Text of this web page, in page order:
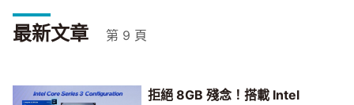
最新文章 第 9 頁
拒絕 8GB 殘念！搭載 Intel